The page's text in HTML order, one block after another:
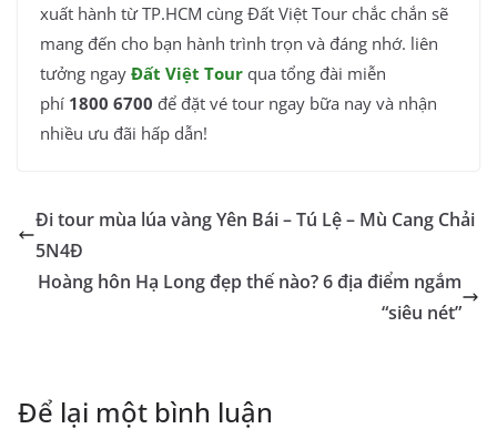
xuất hành từ TP.HCM cùng Đất Việt Tour chắc chắn sẽ
mang đến cho bạn hành trình trọn và đáng nhớ. liên
tưởng ngay Đất Việt Tour qua tổng đài miễn
phí 1800 6700 để đặt vé tour ngay bữa nay và nhận
nhiều ưu đãi hấp dẫn!
Đi tour mùa lúa vàng Yên Bái – Tú Lệ – Mù Cang Chải
5N4Đ
Hoàng hôn Hạ Long đẹp thế nào? 6 địa điểm ngắm
“siêu nét”
Để lại một bình luận